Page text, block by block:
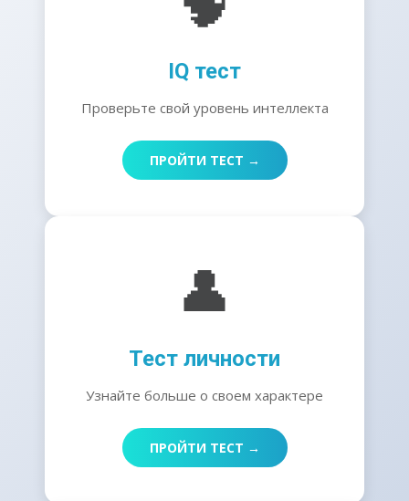
IQ тест
Проверьте свой уровень интеллекта
ПРОЙТИ ТЕСТ →
👤
Тест личности
Узнайте больше о своем характере
ПРОЙТИ ТЕСТ →